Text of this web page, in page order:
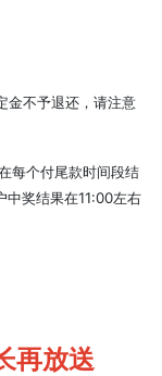
金不予退还，请注意
每个付尾款时间段结
奖结果在11:00左右
再放送